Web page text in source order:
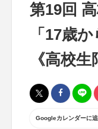
第19回
「17歳
《高校生
Googleカレンダーに